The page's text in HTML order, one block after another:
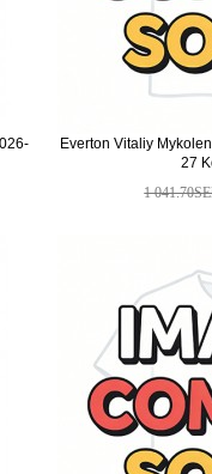
Everton Vitaliy
27
1